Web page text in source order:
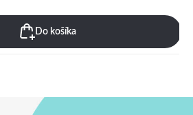
Do košíka